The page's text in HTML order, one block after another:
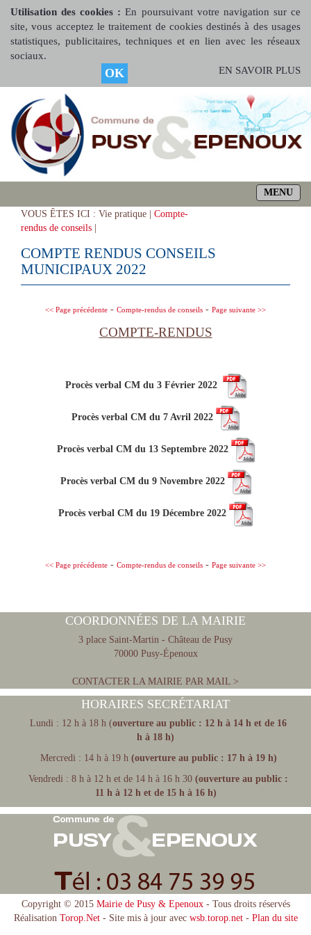
Utilisation des cookies :En poursuivant votre navigation sur ce
site, vous acceptez le traitement de cookies destinés à des usages
statistiques, publicitaires, techniques et en lien avec les réseaux
sociaux.
OK EN SAVOIR PLUS
MENU
VOUS ÊTES ICI : Vie pratique | Compte-
rendus de conseils
COMPTE RENDUS CONSEILS
MUNICIPAUX 2022
<< Page précédente - Compte-rendus de conseils - Page suivante >>
COMPTE-RENDUS
Procès verbal CM du 3 Février 2022
Procès verbal CM du 7 Avril 2022
Procès verbal CM du 13 Septembre 2022
Procès verbal CM du 9 Novembre 2022
Procès verbal CM du 19 Décembre 2022
<< Page précédente - Compte-rendus de conseils - Page suivante >>
COORDONNÉES DE LA MAIRIE
3 place Saint-Martin - Château de Pusy
70000 Pusy-Épenoux
CONTACTER LA MAIRIE PAR MAIL >
HORAIRES SECRÉTARIAT
Lundi : 12 h à 18 h (ouverture au public : 12 h à 14 h et de 16
h à 18 h)
Mercredi : 14 h à 19 h(ouverture au public : 17 h à 19 h)
Vendredi : 8 h à 12 h et de 14 h à 16 h 30 (ouverture au public :
11 h à 12 h et de 15 h à 16 h)
Copyright © 2015 Mairie de Pusy & Epenoux- Tous droits réservés
Réalisation Torop.Net- Site mis à jour avec wsb.torop.net- Plan du site